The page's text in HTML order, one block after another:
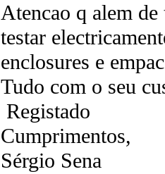
Atencao q alem de
testar
enclosures e
Tudo com o seu
Registado
Cumprimentos,
Sérgio Sena